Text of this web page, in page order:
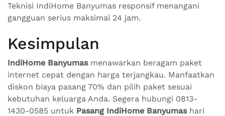
Teknisi IndiHome Banyumas responsif menangani
gangguan serius maksimal 24 jam.
Kesimpulan
IndiHome Banyumasmenawarkan beragam paket
internet cepat dengan harga terjangkau. Manfaatkan
diskon biaya pasang 70% dan pilih paket sesuai
kebutuhan keluarga Anda. Segera hubungi 0813-
1430-0585 untuk Pasang IndiHome Banyumashari